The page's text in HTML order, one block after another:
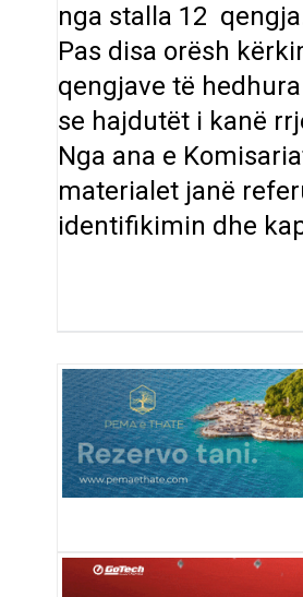
nga stalla 12
Pas disa orësh
qengjave të
se hajdutët i kanë
Nga ana e
materialet janë
identifikimin dhe